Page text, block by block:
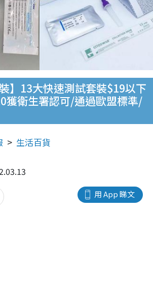
】13大快速測試套裝$19以下
獲衛生署認可/通過歐盟標準/
生活百貨
用 App 睇文